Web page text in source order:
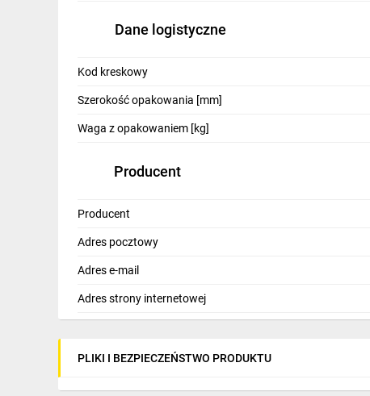
Dane logistyczne
Kod kreskowy
Szerokość opakowania [mm]
Waga z opakowaniem [kg]
Producent
Producent
Adres pocztowy
Adres e-mail
Adres strony internetowej
PLIKI I BEZPIECZEŃSTWO PRODUKTU